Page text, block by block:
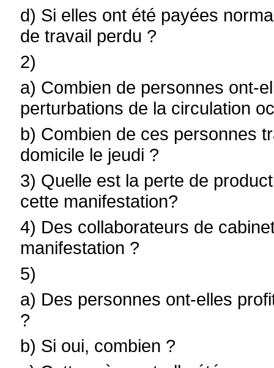
d) Si elles ont été payées
de travail perdu ?
2)
a) Combien de personnes ont-
perturbations de la circulation
b) Combien de ces personnes
domicile le jeudi ?
3) Quelle est la perte de
cette manifestation?
4) Des collaborateurs de
manifestation ?
5)
a) Des personnes ont-elles
?
b) Si oui, combien ?